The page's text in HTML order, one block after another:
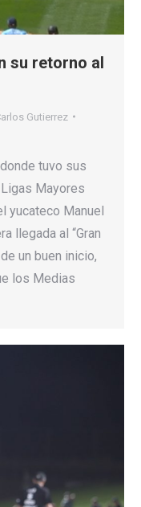
su retorno al
Gutierrez
tuvo sus
Mayores
yucateco Manuel
llegada al “Gran
un buen inicio,
los Medias